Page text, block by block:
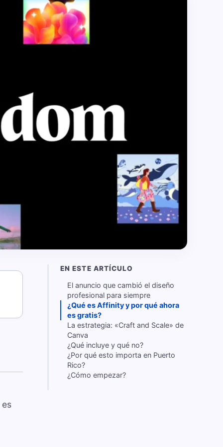
EN ESTE ARTÍCULO
El anuncio que cambió el diseño
profesional para siempre
¿Qué es Affinity y por qué ahora
es gratis?
La estrategia: «Craft and Scale» de
Canva
¿Qué incluye y qué no?
¿Por qué esto importa en Puerto
Rico?
¿Cómo empezar?